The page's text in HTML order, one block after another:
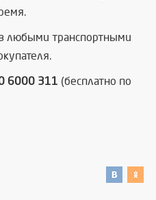
любыми транспортными
6000 311 (бесплатно по